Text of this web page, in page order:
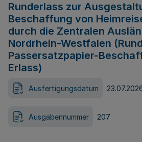
Runderlass zur
Beschaffung von
durch die Zentralen
Nordrhein-Westfalen
Passersatzpapier-
Erlass)
Ausfertigungsdatum
Ausgabennummer 207